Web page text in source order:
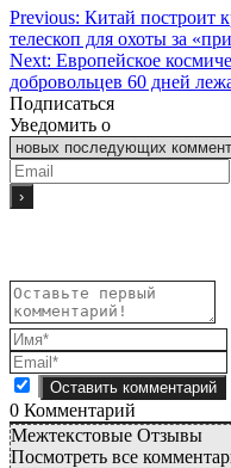
Previous: Китай построит
телескоп для охоты за
Next: Европейское
добровольцев 60 дней
Подписаться
Уведомить о
0 Комментарий
Межтекстовые Отзывы
Посмотреть все